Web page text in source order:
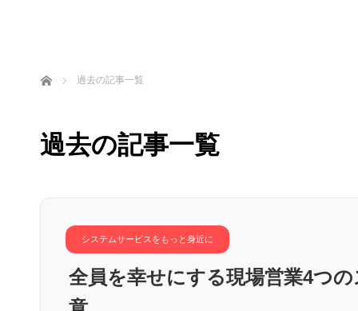
ホーム 過去の記事一覧
過去の記事一覧
システムサービスをもっと身近に
全員を幸せにする現場営業4つ